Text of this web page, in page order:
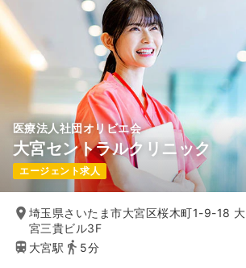
医療法人社団オリビエ会
大宮セントラルクリニック
エージェント求人
埼玉県さいたま市大宮区桜木町1-9-18 大
宮三貴ビル3F
大宮駅
5分